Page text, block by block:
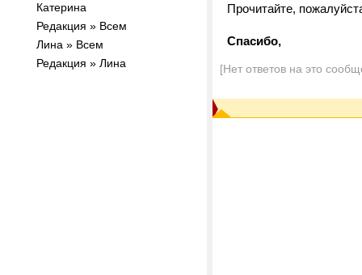
Катерина
Редакция » Всем
Лина » Всем
Редакция » Лина
Прочитайте,
Спасибо,
[Нет ответов на это